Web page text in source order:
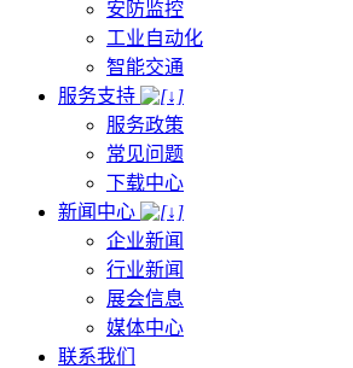
安防监控
工业自动化
智能交通
服务支持
服务政策
常见问题
下载中心
新闻中心
企业新闻
行业新闻
展会信息
媒体中心
联系我们